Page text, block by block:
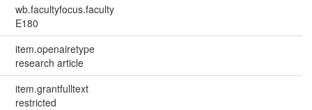
wb.facultyfocus.faculty
E180
item.openairetype
research article
item.grantfulltext
restricted